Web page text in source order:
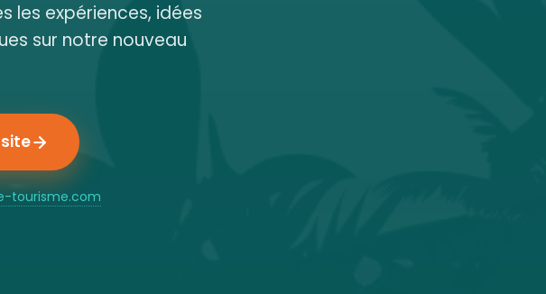
les expériences, idées
sur notre nouveau
tourisme.com